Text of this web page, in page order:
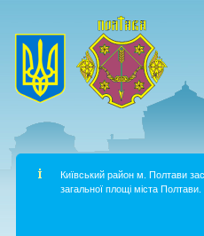
Київський район м. Полтави
загальної площі міста